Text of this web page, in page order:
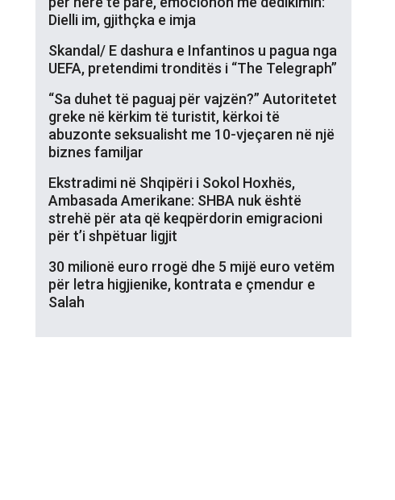
Dielli im, gjithçka e imja
Skandal/ E dashura e Infantinos u pagua nga
UEFA, pretendimi tronditës i “The Telegraph”
“Sa duhet të paguaj për vajzën?” Autoritetet
greke në kërkim të turistit, kërkoi të
abuzonte seksualisht me 10-vjeçaren në një
biznes familjar
Ekstradimi në Shqipëri i Sokol Hoxhës,
Ambasada Amerikane: SHBA nuk është
strehë për ata që keqpërdorin emigracioni
për t’i shpëtuar ligjit
30 milionë euro rrogë dhe 5 mijë euro vetëm
për letra higjienike, kontrata e çmendur e
Salah